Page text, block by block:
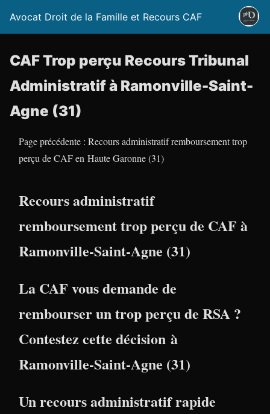
Avocat Droit de la Famille et Recours CAF
CAF Trop perçu Recours Tribunal
Administratif à Ramonville-Saint-
Agne (31)
Page précédente : Recours administratif remboursement trop
perçu de CAF en Haute Garonne (31)
Recours administratif
remboursement trop perçu de CAF à
Ramonville-Saint-Agne (31)
La CAF vous demande de
rembourser un trop perçu de RSA ?
Contestez cette décision à
Ramonville-Saint-Agne (31)
Un recours administratif rapide